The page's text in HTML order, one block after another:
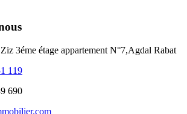
3éme étage appartement N°7,Agdal Rabat
119
690